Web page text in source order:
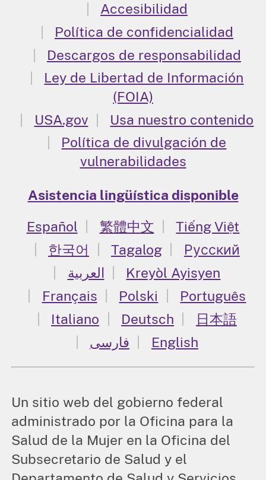
Accesibilidad
Política de confidencialidad
Descargos de responsabilidad
Ley de Libertad de Información
(FOIA)
USA.gov
Usa nuestro contenido
Política de divulgación de
vulnerabilidades
Asistencia lingüística disponible
Español
繁體中文
Tiếng Việt
한국어
Tagalog
Русский
العربية
Kreyòl Ayisyen
Français
Polski
Português
Italiano
Deutsch
日本語
فارسی
English
Un sitio web del gobierno federal
administrado por la Oficina para la
Salud de la Mujer en la Oficina del
Subsecretario de Salud y el